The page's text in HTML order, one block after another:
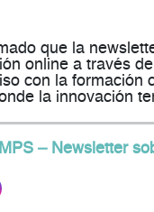
que la
online a través
con la formación
la innovación
– Newsletter